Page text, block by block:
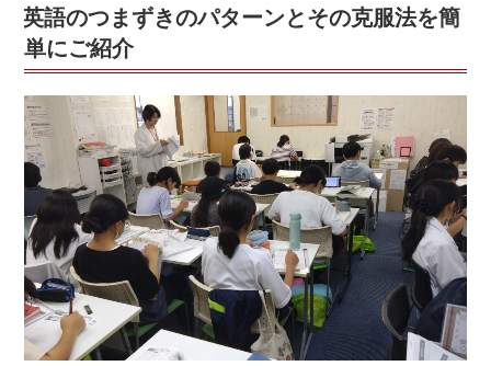
ツ！”
の
英語のつまずきのパターンとその克服法を簡
単にご紹介